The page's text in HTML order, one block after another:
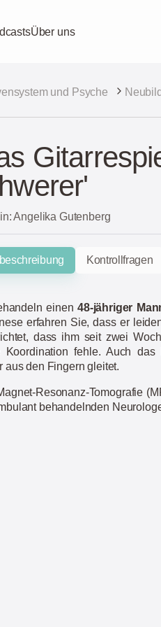
Über uns
und Psyche
Angelika Gutenberg
Kontrollfragen
einen48-jähriger
erfahren Sie, dass er
dass ihm seit zwei
Koordination fehle. Auch
aus den Fingern gleitet.
Resonanz-Tomografie
behandelnden